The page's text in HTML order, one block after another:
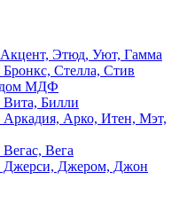
Этюд, Уют, Гамма
Стелла, Стив
МДФ
Билли
Арко, Итен, Мэт,
Вега
Джером, Джон